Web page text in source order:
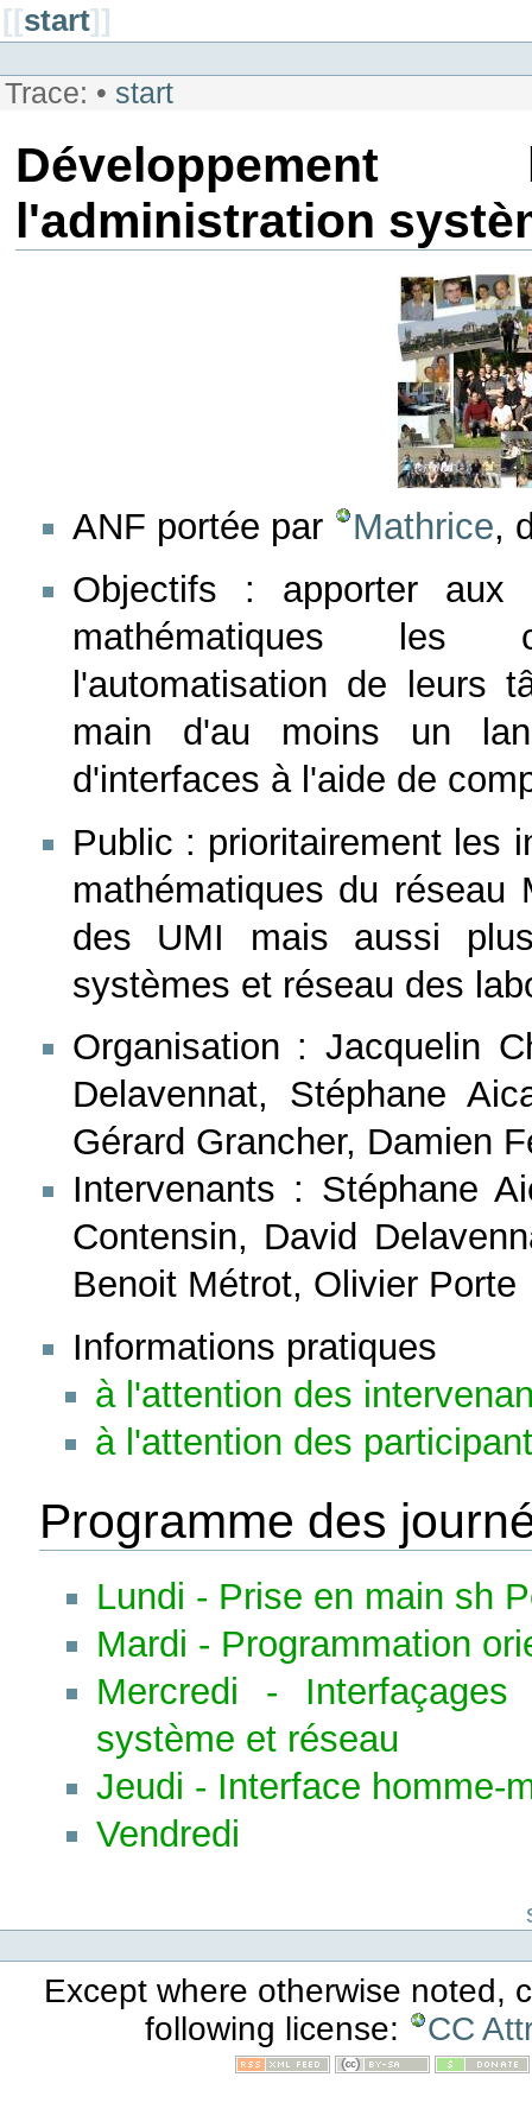
[[start]]
Trace: • start
l'administration
ANF portée par Mathrice,
Objectifs : apporter aux
mathématiques les
l'automatisation de leurs
main d'au moins un
d'interfaces à l'aide de
Public : prioritairement les
mathématiques du réseau
des UMI mais aussi
systèmes et réseau des
Organisation : Jacquelin
Delavennat, Stéphane
Gérard Grancher, Damien
Intervenants : Stéphane
Contensin, David
Benoit Métrot, Olivier Porte
Informations pratiques
à l'attention des
à l'attention des
Programme des
Lundi - Prise en main sh
Mardi - Programmation
Mercredi -
système et réseau
Jeudi - Interface homme-
Vendredi
Except where otherwise noted,
following license:
CC